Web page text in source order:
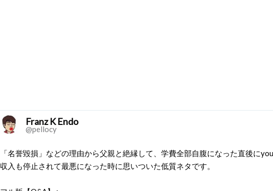
Franz K Endo
@pellocy
「名誉毀損」などの理由から父親と絶縁して、学費全部自腹になった直後に
収入も停止されて最悪になった時に思いついた低質ネタです。